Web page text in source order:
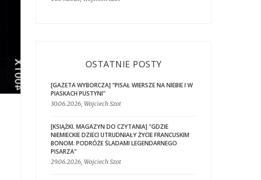
OSTATNIE POSTY
[GAZETA WYBORCZA] "PISAŁ WIERSZE NA NIEBIE I W
PIASKACH PUSTYNI"
30.06.2026, Wojciech Szot
[KSIĄŻKI. MAGAZYN DO CZYTANIA] "GDZIE
NIEMIECKIE DZIECI UTRUDNIAŁY ŻYCIE FRANCUSKIM
BONOM. PODRÓŻE ŚLADAMI LEGENDARNEGO
PISARZA"
29.06.2026, Wojciech Szot